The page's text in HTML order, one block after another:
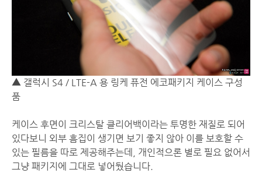
▲ 갤럭시 S4 / LTE-A 용 링케 퓨전 에코패키지 케이스 구성
품
케이스 후면이 크리스탈 클리어백이라는 투명한 재질로 되어
있다보니 외부 흠집이 생기면 보기 좋지 않아 이를 보호할 수
있는 필름을 따로 제공해주는데, 개인적으론 별로 필요 없어서
그냥 패키지에 그대로 넣어뒀습니다.